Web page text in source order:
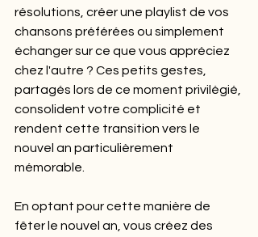
résolutions, créer une playlist de vos
chansons préférées ou simplement
échanger sur ce que vous appréciez
chez l'autre ? Ces petits gestes,
partagés lors de ce moment privilégié,
consolident votre complicité et
rendent cette transition vers le
nouvel an particulièrement
mémorable.
En optant pour cette manière de
fêter le nouvel an, vous créez des